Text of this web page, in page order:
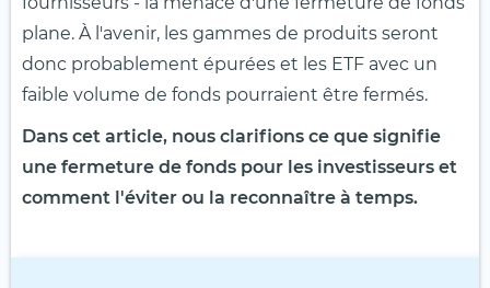
plane. À l'avenir, les gammes de produits seront
donc probablement épurées et les ETF avec un
faible volume de fonds pourraient être fermés.
Dans cet article, nous clarifions ce que signifie
une fermeture de fonds pour les investisseurs et
comment l'éviter ou la reconnaître à temps.